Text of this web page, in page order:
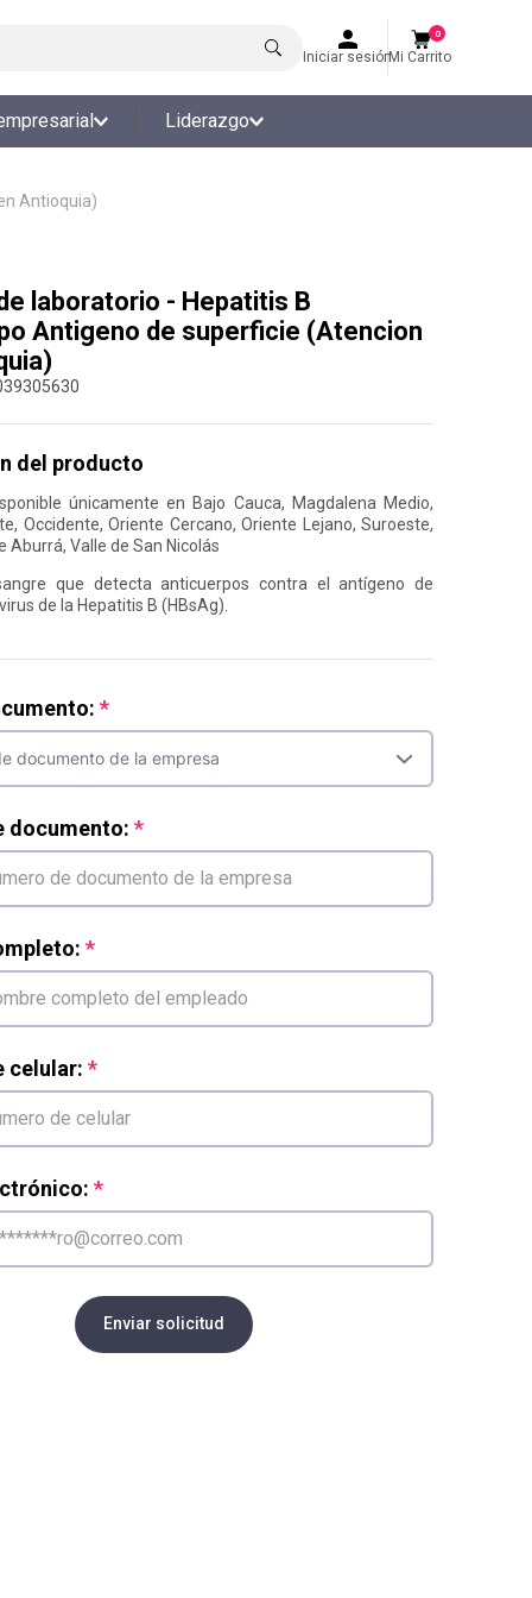
Iniciar sesiónMi Carrito
0
Liderazgo
Antioquia)
laboratorio - Hepatitis B
Antigeno de superficie (Atencion
del producto
únicamente en Bajo Cauca, Magdalena Medio,
Occidente, Oriente Cercano, Oriente Lejano, Suroeste,
Aburrá, Valle de San Nicolás
que detecta anticuerpos contra el antígeno de
de la Hepatitis B (HBsAg).
documento:
celular:
Enviar solicitud